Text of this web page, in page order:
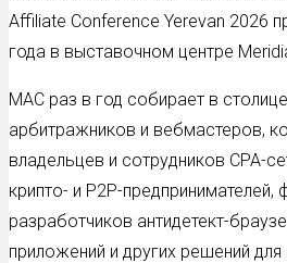
Affiliate Conference Yerevan 2026
года в выставочном центре
MAC раз в год собирает в
арбитражников и вебмастеров,
владельцев и сотрудников CPA-
крипто- и P2P-предпринимателей,
разработчиков антидетект-
приложений и других решений